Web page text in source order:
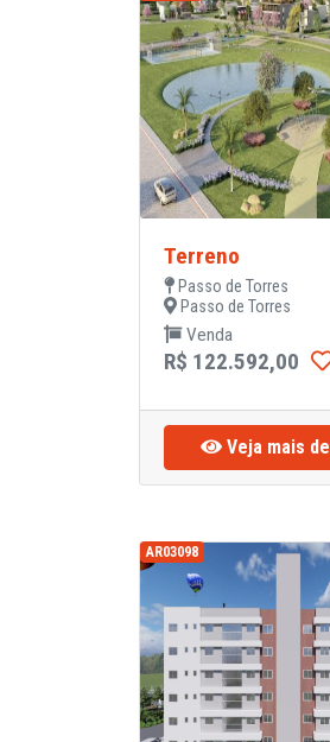
Terreno
Passo de Torres
Passo de Torres
Venda
R$ 122.592,00
Veja mais
AR03098